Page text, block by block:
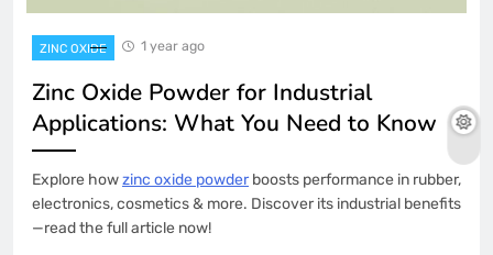
ZINC OXIDE 1 year ago
Zinc Oxide Powder for Industrial
Applications: What You Need to Know
Explore howzinc oxide powder boosts performance in rubber,
electronics, cosmetics & more. Discover its industrial benefits
—read the full article now!